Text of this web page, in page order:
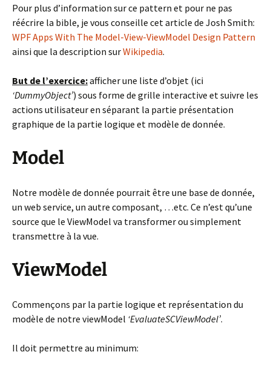
Pour plus d’information sur ce pattern et pour ne pas
réécrire la bible, je vous conseille cet article de Josh Smith:
WPF Apps With The Model-View-ViewModel Design Pattern
ainsi que la description surWikipedia.
But de l’exercice:afficher une liste d’objet (ici
‘DummyObject’) sous forme de grille interactive et suivre les
actions utilisateur en séparant la partie présentation
graphique de la partie logique et modèle de donnée.
Model
Notre modèle de donnée pourrait être une base de donnée,
un web service, un autre composant, …etc. Ce n’est qu’une
source que le ViewModel va transformer ou simplement
transmettre à la vue.
ViewModel
Commençons par la partie logique et représentation du
modèle de notre viewModel ‘EvaluateSCViewModel’.
Il doit permettre au minimum: